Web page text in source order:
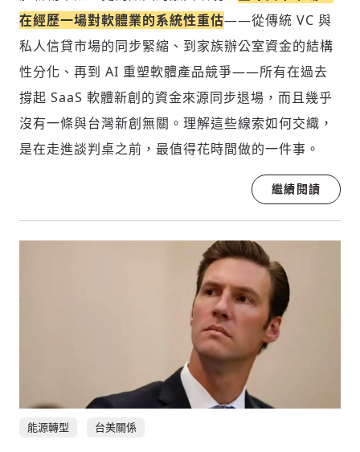
在經歷一場對軟體業的系統性重估——從傳統 VC 與
私人信貸市場的同步緊縮、到家族辦公室資金的結構
性分化、再到 AI 重塑軟體產品競爭——所有在過去
撐起 SaaS 軟體新創的資金來源同步退場，而且幾乎
沒有一條與台灣新創無關。理解這些線索如何交織，
是在走進談判桌之前，最值得花時間做的一件事。
繼續閱讀
能源轉型 台美關係